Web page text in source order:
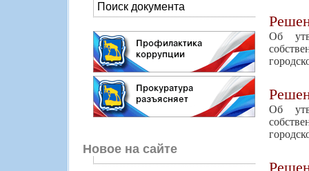
Поиск документа
Новое на сайте
Об
Об